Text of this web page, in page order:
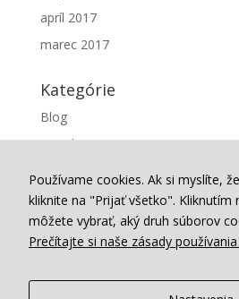
apríl 2017
marec 2017
Kategórie
Blog
Projekty
Webstránka
Meta
Prihlásiť sa
Používame cookies. Ak si myslíte,
kliknite na "Prijať všetko". Kliknutím
môžete vybrať, aký druh súborov
Prečítajte si naše zásady